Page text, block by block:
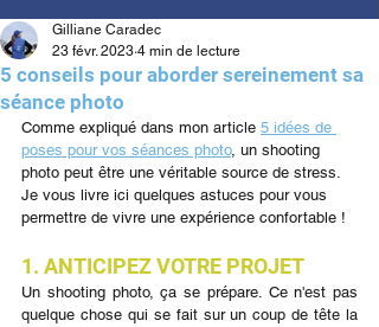
5 conseils pour aborder sereinement sa
séance photo
Gilliane Caradec
23 févr. 2023 4 min de lecture
Comme expliqué dans mon article 5 idées de
poses pour vos séances photo, un shooting
photo peut être une véritable source de stress.
Je vous livre ici quelques astuces pour vous
permettre de vivre une expérience confortable !
1. ANTICIPEZ VOTRE PROJET
Un shooting photo, ça se prépare. Ce n'est pas
quelque chose qui se fait sur un coup de tête la